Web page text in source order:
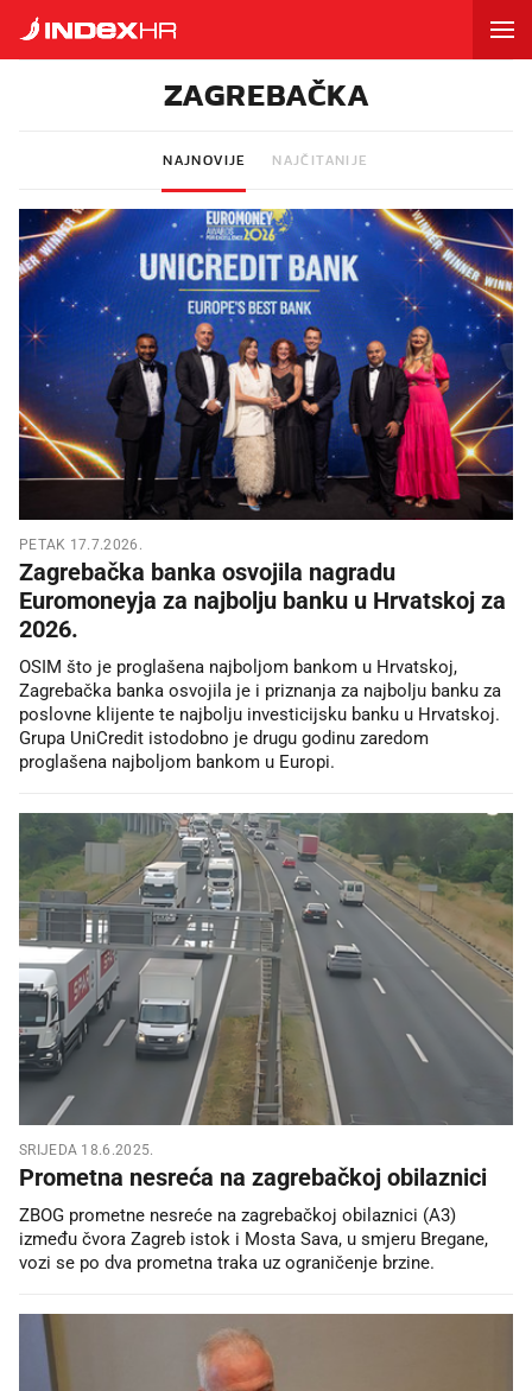
ZAGREBAČKA
NAJNOVIJE NAJČITANIJE
PETAK 17.7.2026.
Zagrebačka banka osvojila nagradu
Euromoneyja za najbolju banku u Hrvatskoj za
2026.
OSIM što je proglašena najboljom bankom u Hrvatskoj,
Zagrebačka banka osvojila je i priznanja za najbolju banku za
poslovne klijente te najbolju investicijsku banku u Hrvatskoj.
Grupa UniCredit istodobno je drugu godinu zaredom
proglašena najboljom bankom u Europi.
SRIJEDA 18.6.2025.
Prometna nesreća na zagrebačkoj obilaznici
ZBOG prometne nesreće na zagrebačkoj obilaznici (A3)
između čvora Zagreb istok i Mosta Sava, u smjeru Bregane,
vozi se po dva prometna traka uz ograničenje brzine.